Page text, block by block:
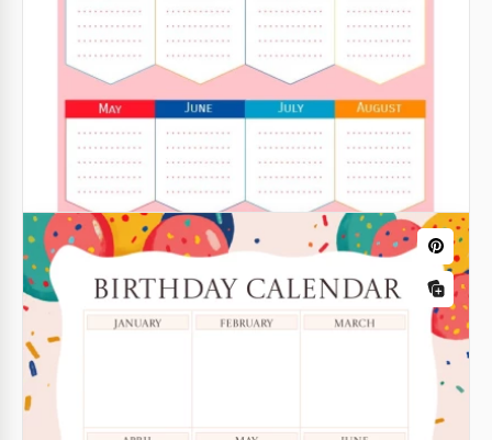
Modèle de calendrier du mois
d'anniversaire
Google Docs